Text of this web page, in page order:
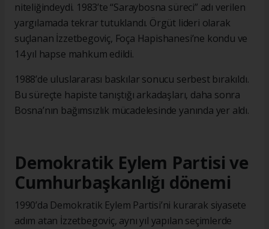
niteliğindeydi. 1983’te “Saraybosna süreci” adı verilen
yargılamada tekrar tutuklandı. Örgüt lideri olarak
suçlanan İzzetbegoviç, Foça Hapishanesi’ne kondu ve
14 yıl hapse mahkum edildi.
1988’de uluslararası baskılar sonucu serbest bırakıldı.
Bu süreçte hapiste tanıştığı arkadaşları, daha sonra
Bosna’nın bağımsızlık mücadelesinde yanında yer aldı.
Demokratik Eylem Partisi ve
Cumhurbaşkanlığı dönemi
1990’da Demokratik Eylem Partisi’ni kurarak siyasete
adım atan İzzetbegoviç, aynı yıl yapılan seçimlerde